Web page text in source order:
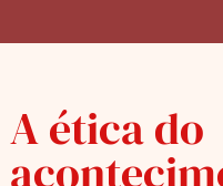
A ética do